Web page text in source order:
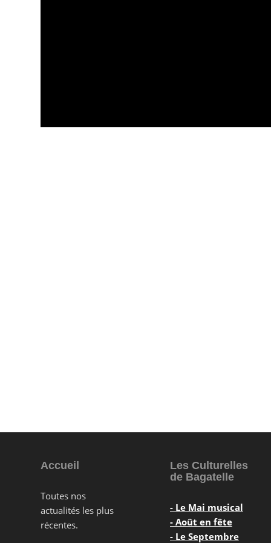
Accueil
Toutes nos
actualités les plus
récentes.
Les Culturelles
de Bagatelle
- Le Mai musical
- Août en fête
- Le Septembre